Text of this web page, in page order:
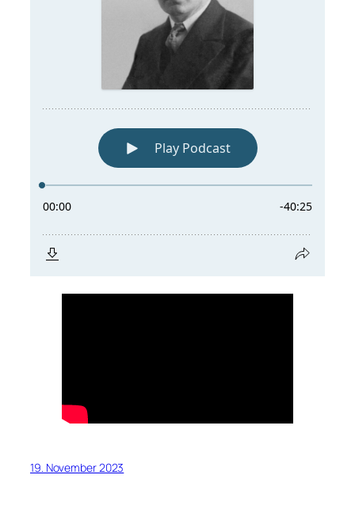
19. November 2023